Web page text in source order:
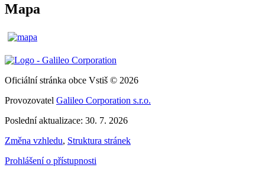
Mapa
Oficiální stránka obce Vstiš © 2026
Provozovatel Galileo Corporation s.r.o.
Poslední aktualizace: 30. 7. 2026
Změna vzhledu, Struktura stránek
Prohlášení o přístupnosti